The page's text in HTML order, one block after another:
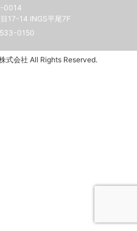
0014
17-14 INGS平尾7F
0150
式会社 All Rights Reserved.